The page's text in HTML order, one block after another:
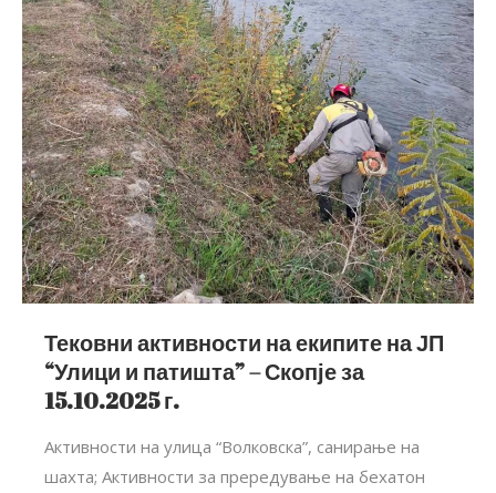
Тековни активности на екипите на ЈП
“Улици и патишта” – Скопје за
15.10.2025 г.
Активности на улица “Волковска”, санирање на
шахта; Активности за прередување на бехатон